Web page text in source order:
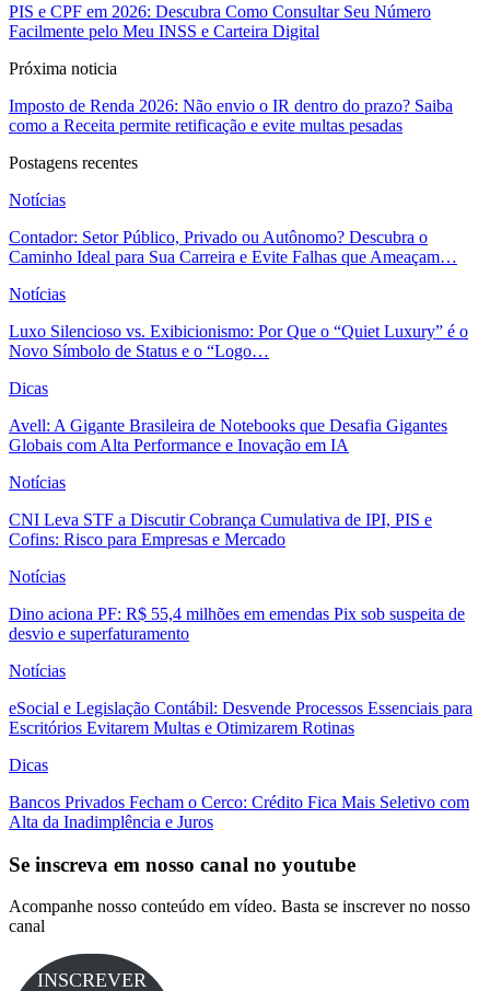
PIS e CPF em 2026: Descubra Como Consultar Seu Número
Facilmente pelo Meu INSS e Carteira Digital
Próxima noticia
Imposto de Renda 2026: Não envio o IR dentro do prazo? Saiba
como a Receita permite retificação e evite multas pesadas
Postagens recentes
Notícias
Contador: Setor Público, Privado ou Autônomo? Descubra o
Caminho Ideal para Sua Carreira e Evite Falhas que Ameaçam…
Notícias
Luxo Silencioso vs. Exibicionismo: Por Que o “Quiet Luxury” é o
Novo Símbolo de Status e o “Logo…
Dicas
Avell: A Gigante Brasileira de Notebooks que Desafia Gigantes
Globais com Alta Performance e Inovação em IA
Notícias
CNI Leva STF a Discutir Cobrança Cumulativa de IPI, PIS e
Cofins: Risco para Empresas e Mercado
Notícias
Dino aciona PF: R$ 55,4 milhões em emendas Pix sob suspeita de
desvio e superfaturamento
Notícias
eSocial e Legislação Contábil: Desvende Processos Essenciais para
Escritórios Evitarem Multas e Otimizarem Rotinas
Dicas
Bancos Privados Fecham o Cerco: Crédito Fica Mais Seletivo com
Alta da Inadimplência e Juros
Se inscreva em nosso canal no youtube
Acompanhe nosso conteúdo em vídeo. Basta se inscrever no nosso
canal
INSCREVER